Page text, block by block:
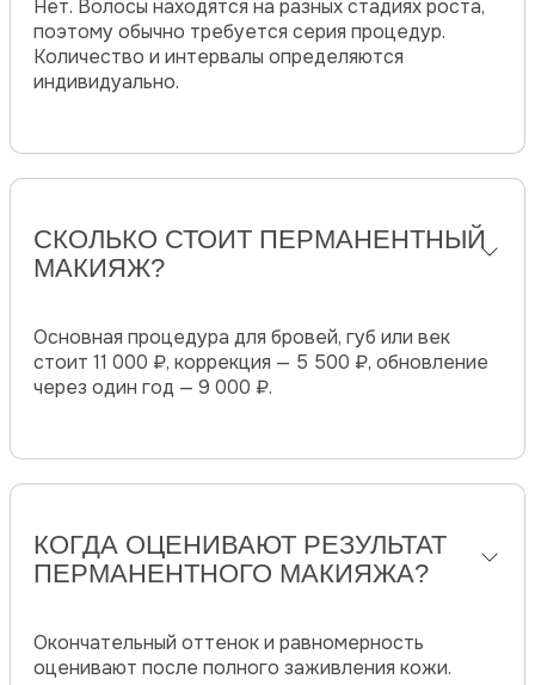
Нет. Волосы находятся на разных стадиях роста,
поэтому обычно требуется серия процедур.
Количество и интервалы определяются
индивидуально.
СКОЛЬКО СТОИТ ПЕРМАНЕНТНЫЙ
МАКИЯЖ?
Основная процедура для бровей, губ или век
стоит 11 000 ₽, коррекция — 5 500 ₽, обновление
через один год — 9 000 ₽.
КОГДА ОЦЕНИВАЮТ РЕЗУЛЬТАТ
ПЕРМАНЕНТНОГО МАКИЯЖА?
Окончательный оттенок и равномерность
оценивают после полного заживления кожи.